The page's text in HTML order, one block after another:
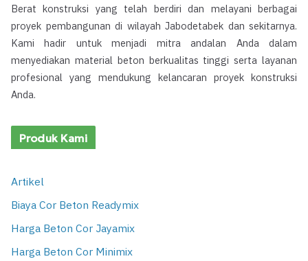
Berat konstruksi yang telah berdiri dan melayani berbagai
proyek pembangunan di wilayah Jabodetabek dan sekitarnya.
Kami hadir untuk menjadi mitra andalan Anda dalam
menyediakan material beton berkualitas tinggi serta layanan
profesional yang mendukung kelancaran proyek konstruksi
Anda.
Produk Kami
Artikel
Biaya Cor Beton Readymix
Harga Beton Cor Jayamix
Harga Beton Cor Minimix